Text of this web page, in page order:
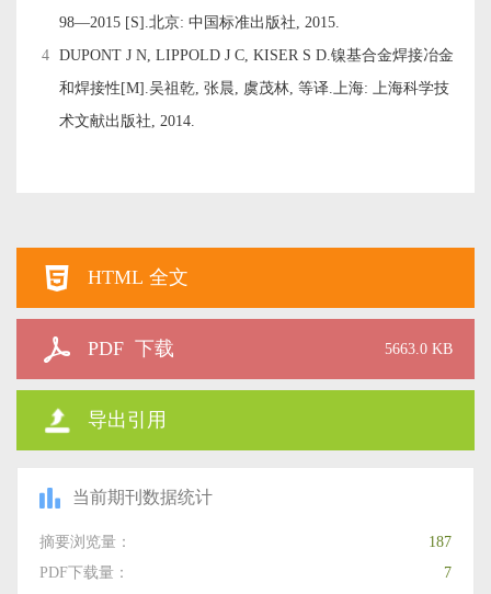
98—2015 [S].北京: 中国标准出版社, 2015.
4 DUPONT J N, LIPPOLD J C, KISER S D.镍基合金焊接冶金
和焊接性[M].吴祖乾, 张晨, 虞茂林, 等译.上海: 上海科学技
术文献出版社, 2014.
HTML 全文
PDF 下载 5663.0 KB
导出引用
当前期刊数据统计
摘要浏览量：
187
PDF下载量：
7